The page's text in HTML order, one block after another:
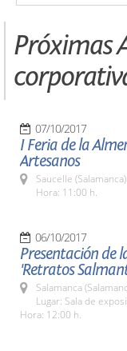
Próximas
07/10/2017
I Feria de la
Artesanos
Saucelle (Salamanca)
Hora: 11:00 h.
06/10/2017
Presentación de
'Retratos
Salamanca
Lugar: Sala de
Hora: 12:00 h.